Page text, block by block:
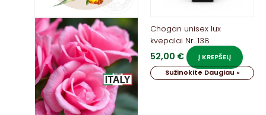
Chogan unisex lux
kvepalai Nr. 138
52,00 €
Į KREPŠELĮ
Sužinokite Daugiau »